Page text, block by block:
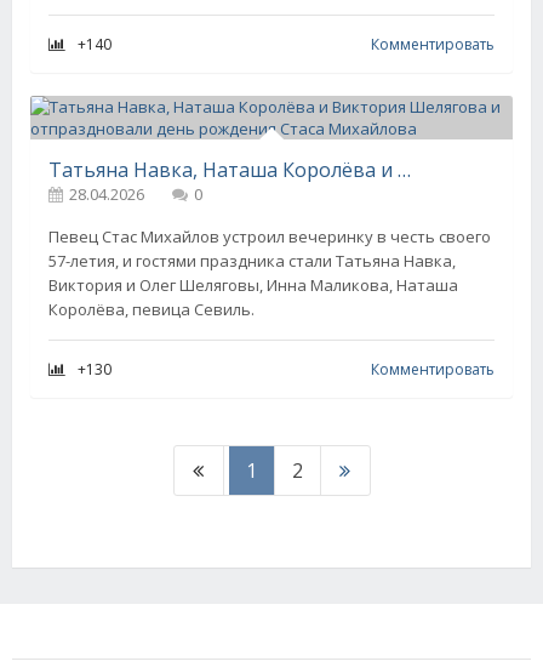
+140 Комментировать
Татьяна Навка, Наташа Королёва и Виктория Шелягова и отпраздновали день рождения Стаса Михайлова
28.04.2026
0
Певец Стас Михайлов устроил вечеринку в честь своего
57-летия, и гостями праздника стали Татьяна Навка,
Виктория и Олег Шеляговы, Инна Маликова, Наташа
Королёва, певица Севиль.
+130 Комментировать
1 2